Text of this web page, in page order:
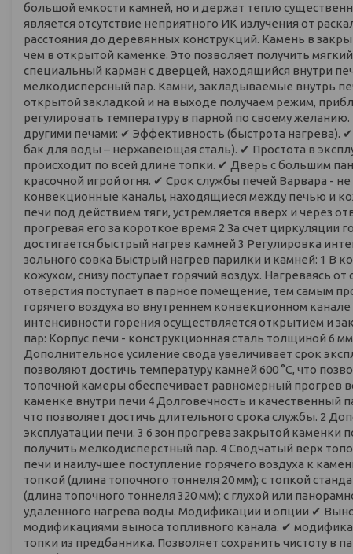
большой емкости камней, но и держат тепло
является отсутствие неприятного ИК излучения от
расстояния до деревянных конструкций. Камень в
чем в открытой каменке. Это позволяет получить
специальный карман с дверцей, находящийся внутри
мелкодисперсный пар. Камни, закладываемые внутрь
открытой закладкой и на выходе получаем режим,
регулировать температуру в парной по своему
другими печами: ✔ Эффективность (быстрота нагрева).
бак для воды – нержавеющая сталь). ✔ Простота в
происходит по всей длине топки. ✔ Дверь с большим
красочной игрой огня. ✔ Срок службы печей Варвара -
конвекционные каналы, находящиеся между печью и
печи под действием тяги, устремляется вверх и через
прогревая его за короткое время 2 За счет циркуляции
достигается быстрый нагрев камней 3 Регулировка
зольного совка Быстрый нагрев парилки и камней: 1
кожухом, снизу поступает горячий воздух. Нагреваясь
отверстия поступает в парное помещение, тем самым
горячего воздуха во внутреннем конвекционном
интенсивности горения осуществляется открытием и
пар: Корпус печи - конструкционная сталь толщиной 6
Дополнительное усиление свода увеличивает срок
позволяют достичь температуру камней 600 °С, что
топочной камеры обеспечивает равномерный прогрев
каменке внутри печи 4 Долговечность и качественный
что позволяет достичь длительного срока службы. 2
эксплуатации печи. 3 6 зон прогрева закрытой каменки
получить мелкодисперстный пар. 4 Сводчатый верх
печи и наилучшее поступление горячего воздуха к
топкой (длина топочного тоннеля 20 мм); с топкой
(длина топочного тоннеля 320 мм); с глухой или
удаленного нагрева воды. Модификации и опции ✔
модификациями выноса топливного канала. ✔
топки из предбанника. Позволяет сохранить чистоту